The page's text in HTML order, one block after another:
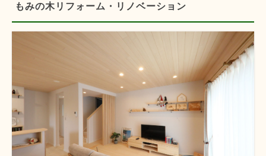
もみの木リフォーム・リノベーション